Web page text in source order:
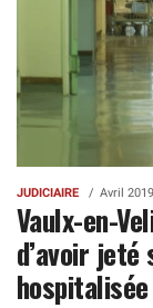
JUDICIAIRE Avril 2019
Vaulx-en-
d’avoir